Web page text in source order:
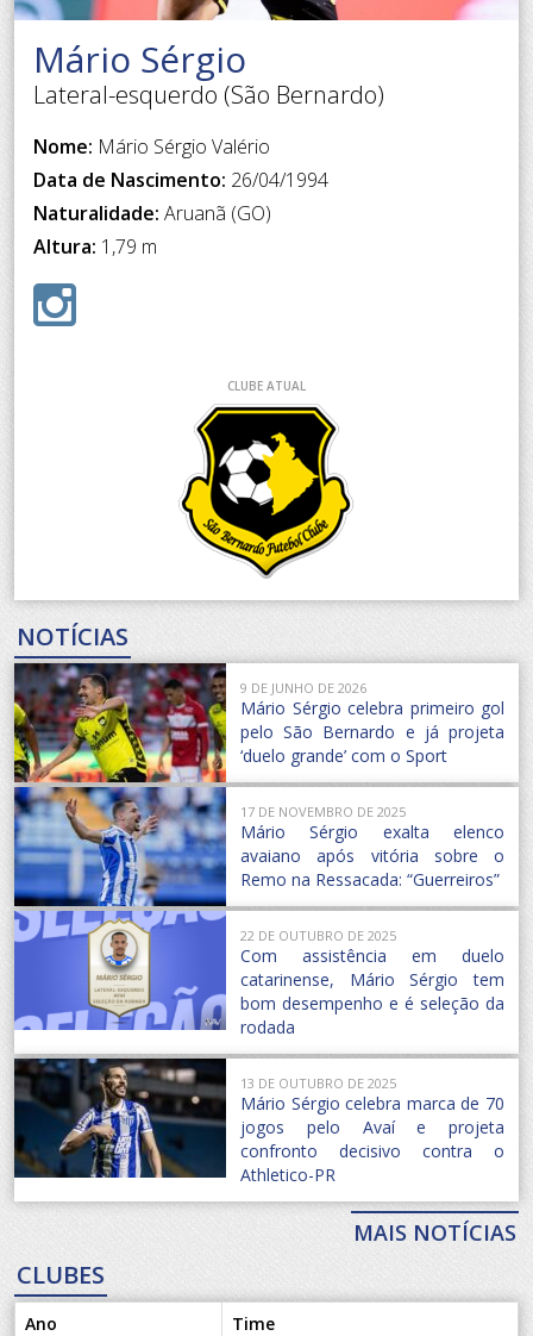
Mário Sérgio
Lateral-esquerdo (São Bernardo)
Nome: Mário Sérgio Valério
Data de Nascimento: 26/04/1994
Naturalidade: Aruanã (GO)
Altura: 1,79 m
CLUBE ATUAL
NOTÍCIAS
9 DE JUNHO DE 2026
Mário Sérgio celebra primeiro gol
pelo São Bernardo e já projeta
‘duelo grande’ com o Sport
17 DE NOVEMBRO DE 2025
Mário Sérgio exalta elenco
avaiano após vitória sobre o
Remo na Ressacada: “Guerreiros”
22 DE OUTUBRO DE 2025
Com assistência em duelo
catarinense, Mário Sérgio tem
bom desempenho e é seleção da
rodada
13 DE OUTUBRO DE 2025
Mário Sérgio celebra marca de 70
jogos pelo Avaí e projeta
confronto decisivo contra o
Athletico-PR
MAIS NOTÍCIAS
CLUBES
Ano
Time